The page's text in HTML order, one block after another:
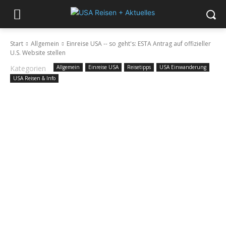
Start Allgemein
Einreise USA -- so geht's: ESTA Antrag auf offizieller
U.S. Website stellen
Kategorien Allgemein Einreise USA Reisetipps
USA Einwanderung
USA Reisen & Info